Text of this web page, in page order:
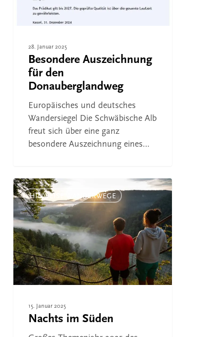
28. Januar 2025
Besondere Auszeichnung
für den
Donauberglandweg
Europäisches und deutsches
Wandersiegel Die Schwäbische Alb
freut sich über eine ganz
besondere Auszeichnung eines…
Nachts
im
Süden
HINWEISE WANDERWEGE
15. Januar 2025
Nachts im Süden